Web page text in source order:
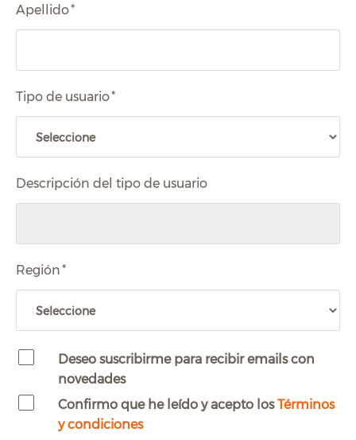
Apellido*
Tipo de usuario*
Descripción del tipo de usuario
Región*
Deseo suscribirme para recibir emails con
novedades
Confirmo que he leído y acepto losTérminos
y condiciones